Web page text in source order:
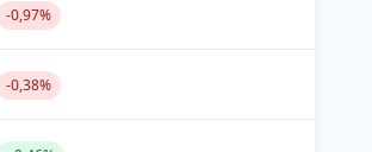
-0,97%
-0,38%